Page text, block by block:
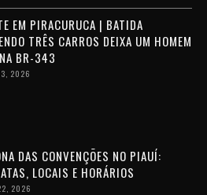
EM PIRACURUCA | BATIDA
TRÊS CARROS DEIXA UM HOMEM
BR-343
2026
DAS CONVENÇÕES NO PIAUÍ:
LOCAIS E HORÁRIOS
2026